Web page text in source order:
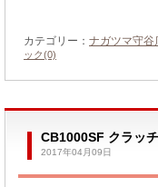
カテゴリー： ナガツマ守谷
ック(0)
CB1000SF クラッ
2017年04月09日